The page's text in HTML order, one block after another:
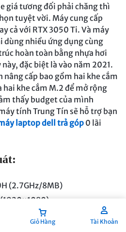
giá tương đối phải chăng thì
tuyệt vời. Máy cung cấp
cả với RTX 3050 Ti. Và máy
dùng nhiều ứng dụng cùng
hoàn toàn bằng nhựa hơi
đặc biệt là vào năm 2021.
nâng cấp bao gồm hai khe cắm
hai khe cắm M.2 để mở rộng
thấy budget của mình
tính Trung Tín sẽ hỗ trợ bạn
laptop dell trả góp 0 lãi
(2.7GHz/8MB)
(2 slot)
Giỏ Hàng Tài Khoản